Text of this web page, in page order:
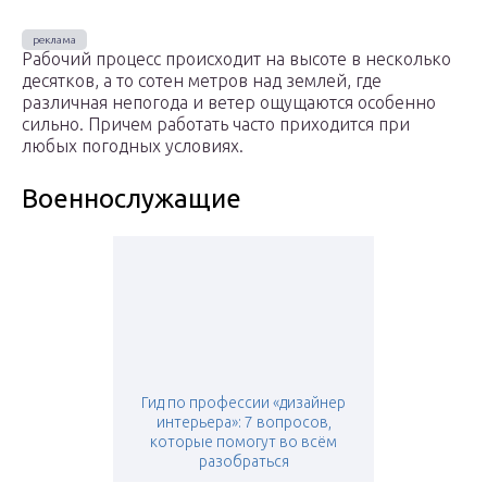
Рабочий процесс происходит на высоте в несколько
десятков, а то сотен метров над землей, где
различная непогода и ветер ощущаются особенно
сильно. Причем работать часто приходится при
любых погодных условиях.
Военнослужащие
Гид по профессии «дизайнер
интерьера»: 7 вопросов,
которые помогут во всём
разобраться